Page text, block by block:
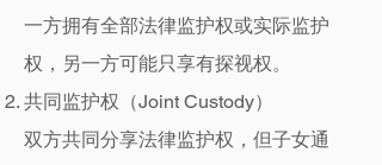
一方拥有全部法律监护权或实际监护
权，另一方可能只享有探视权。
共同监护权（Joint Custody）
双方共同分享法律监护权，但子女通